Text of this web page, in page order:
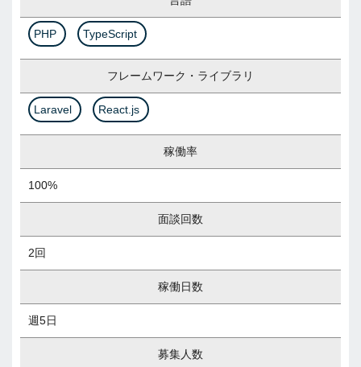
PHP TypeScript
フレームワーク・ライブラリ
Laravel React.js
稼働率
100%
面談回数
2回
稼働日数
週5日
募集人数